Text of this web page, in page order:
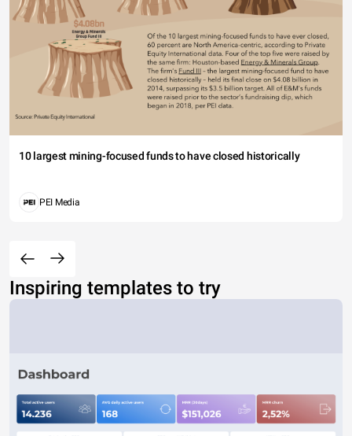
10 largest mining-focused funds to have closed historically
PEI Media
Inspiring templates to try